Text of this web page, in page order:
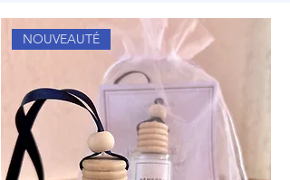
NOUVEAUTÉ